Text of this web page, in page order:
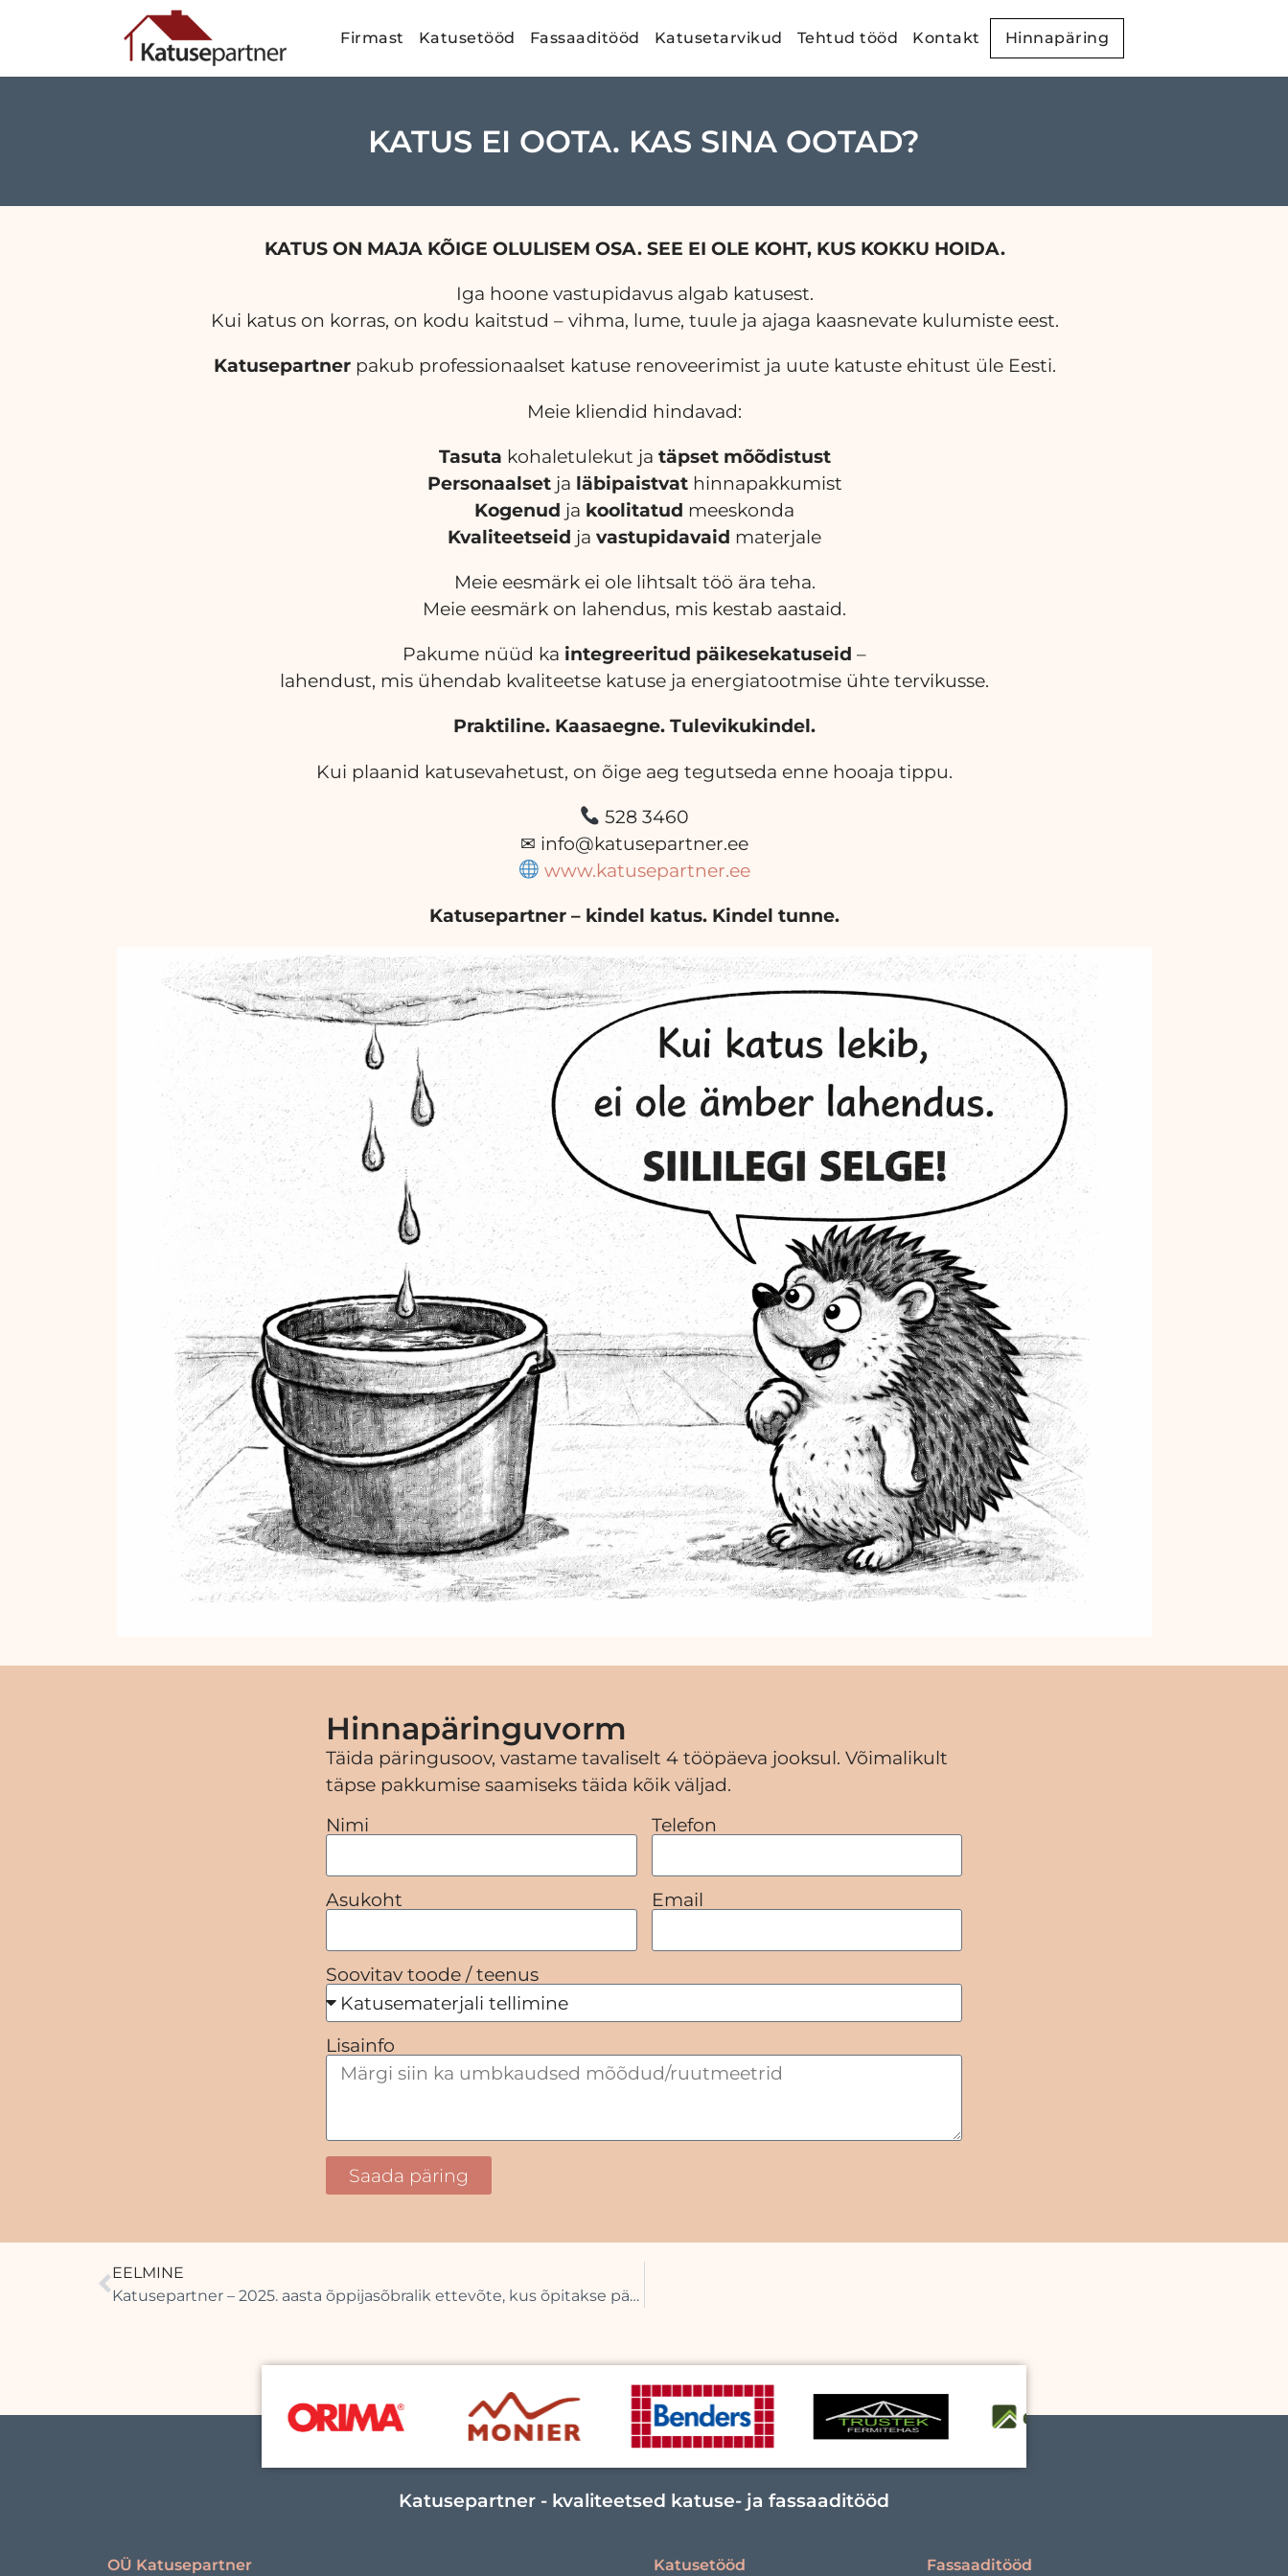
Firmast Katusetööd Fassaaditööd Katusetarvikud Tehtud tööd Kontakt Hinnapäring
KATUS EI OOTA. KAS SINA OOTAD?
KATUS ON MAJA KÕIGE OLULISEM OSA. SEE EI OLE KOHT, KUS KOKKU HOIDA.
Iga hoone vastupidavus algab katusest.
Kui katus on korras, on kodu kaitstud – vihma, lume, tuule ja ajaga kaasnevate kulumiste eest.
Katusepartnerpakub professionaalset katuse renoveerimist ja uute katuste ehitust üle Eesti.
Meie kliendid hindavad:
Tasuta kohaletulekut ja täpset mõõdistust
Personaalsetja läbipaistvathinnapakkumist
Kogenud ja koolitatud meeskonda
Kvaliteetseid ja vastupidavaid materjale
Meie eesmärk ei ole lihtsalt töö ära teha.
Meie eesmärk on lahendus, mis kestab aastaid.
Pakume nüüd ka integreeritud päikesekatuseid –
lahendust, mis ühendab kvaliteetse katuse ja energiatootmise ühte tervikusse.
Praktiline. Kaasaegne. Tulevikukindel.
Kui plaanid katusevahetust, on õige aeg tegutseda enne hooaja tippu.
528 3460
✉ info@katusepartner.ee
www.katusepartner.ee
Katusepartner – kindel katus. Kindel tunne.
Hinnapäringuvorm
Täida päringusoov, vastame tavaliselt 4 tööpäeva jooksul. Võimalikult
täpse pakkumise saamiseks täida kõik väljad.
Nimi
Telefon
Asukoht Email
Soovitav toode / teenus
Lisainfo
Saada päring
EELMINE
Katusepartner – 2025. aasta õppijasõbralik ettevõte, kus õpitakse päriselt
Katusepartner - kvaliteetsed katuse- ja fassaaditööd
OÜ Katusepartner
Katusetööd
Fassaaditööd